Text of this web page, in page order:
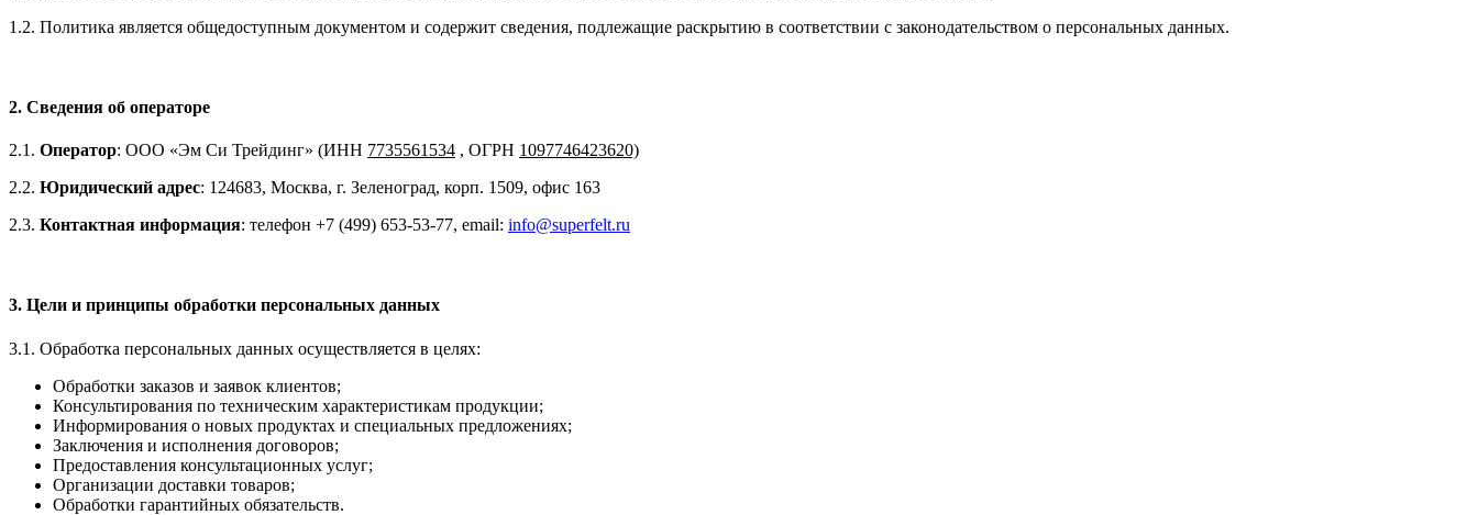
1.2. Политика является общедоступным документом и содержит сведения, подлежащие раскрытию в соответствии с законодательством о персональных данных.
2. Сведения об операторе
2.1. Оператор: ООО «Эм Си Трейдинг» (ИНН 7735561534 , ОГРН 1097746423620)
2.2. Юридический адрес: 124683, Москва, г. Зеленоград, корп. 1509, офис 163
2.3. Контактная информация: телефон +7 (499) 653-53-77, email: info@superfelt.ru
3. Цели и принципы обработки персональных данных
3.1. Обработка персональных данных осуществляется в целях:
Обработки заказов и заявок клиентов;
Консультирования по техническим характеристикам продукции;
Информирования о новых продуктах и специальных предложениях;
Заключения и исполнения договоров;
Предоставления консультационных услуг;
Организации доставки товаров;
Обработки гарантийных обязательств.